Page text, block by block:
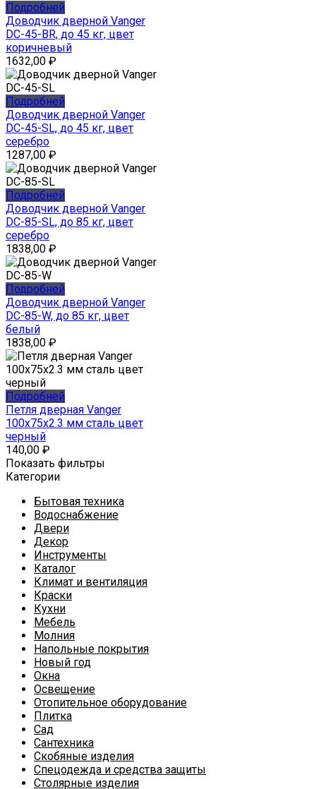
Подробней
Доводчик дверной Vanger
DC-45-BR, до 45 кг, цвет
коричневый
1632,00 ₽
Подробней
Доводчик дверной Vanger
DC-45-SL, до 45 кг, цвет
серебро
1287,00 ₽
Подробней
Доводчик дверной Vanger
DC-85-SL, до 85 кг, цвет
серебро
1838,00 ₽
Подробней
Доводчик дверной Vanger
DC-85-W, до 85 кг, цвет
белый
1838,00 ₽
Подробней
Петля дверная Vanger
100x75x2.3 мм сталь цвет
черный
140,00 ₽
Показать фильтры
Категории
Бытовая техника
Водоснабжение
Двери
Декор
Инструменты
Каталог
Климат и вентиляция
Краски
Кухни
Мебель
Молния
Напольные покрытия
Новый год
Окна
Освещение
Отопительное оборудование
Плитка
Сад
Сантехника
Скобяные изделия
Спецодежда и средства защиты
Столярные изделия